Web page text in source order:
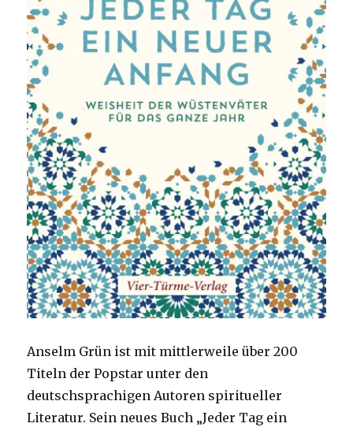
Anselm Grün ist mit mittlerweile über 200
Titeln der Popstar unter den
deutschsprachigen Autoren spiritueller
Literatur. Sein neues Buch „Jeder Tag ein